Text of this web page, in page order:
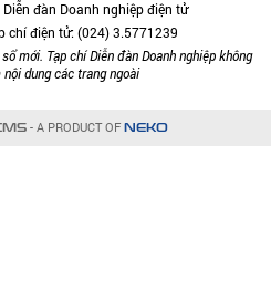
đàn Doanh nghiệp điện tử
chí điện tử: (024) 3.5771239
mới. Tạp chí Diễn đàn Doanh nghiệp không
dung các trang ngoài
- A PRODUCT OF NEKO